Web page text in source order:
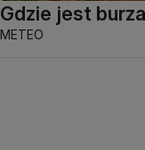
Gdzie jest
METEO